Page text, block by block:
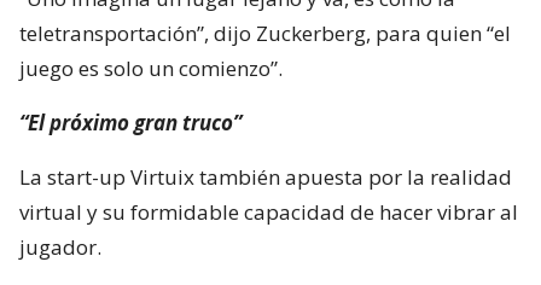
teletransportación”, dijo Zuckerberg, para quien “el
juego es solo un comienzo”.
“El próximo gran truco”
La start-up Virtuix también apuesta por la realidad
virtual y su formidable capacidad de hacer vibrar al
jugador.